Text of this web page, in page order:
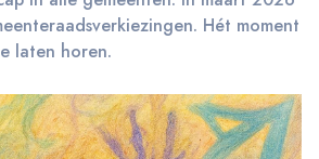
Hét moment
laten horen.